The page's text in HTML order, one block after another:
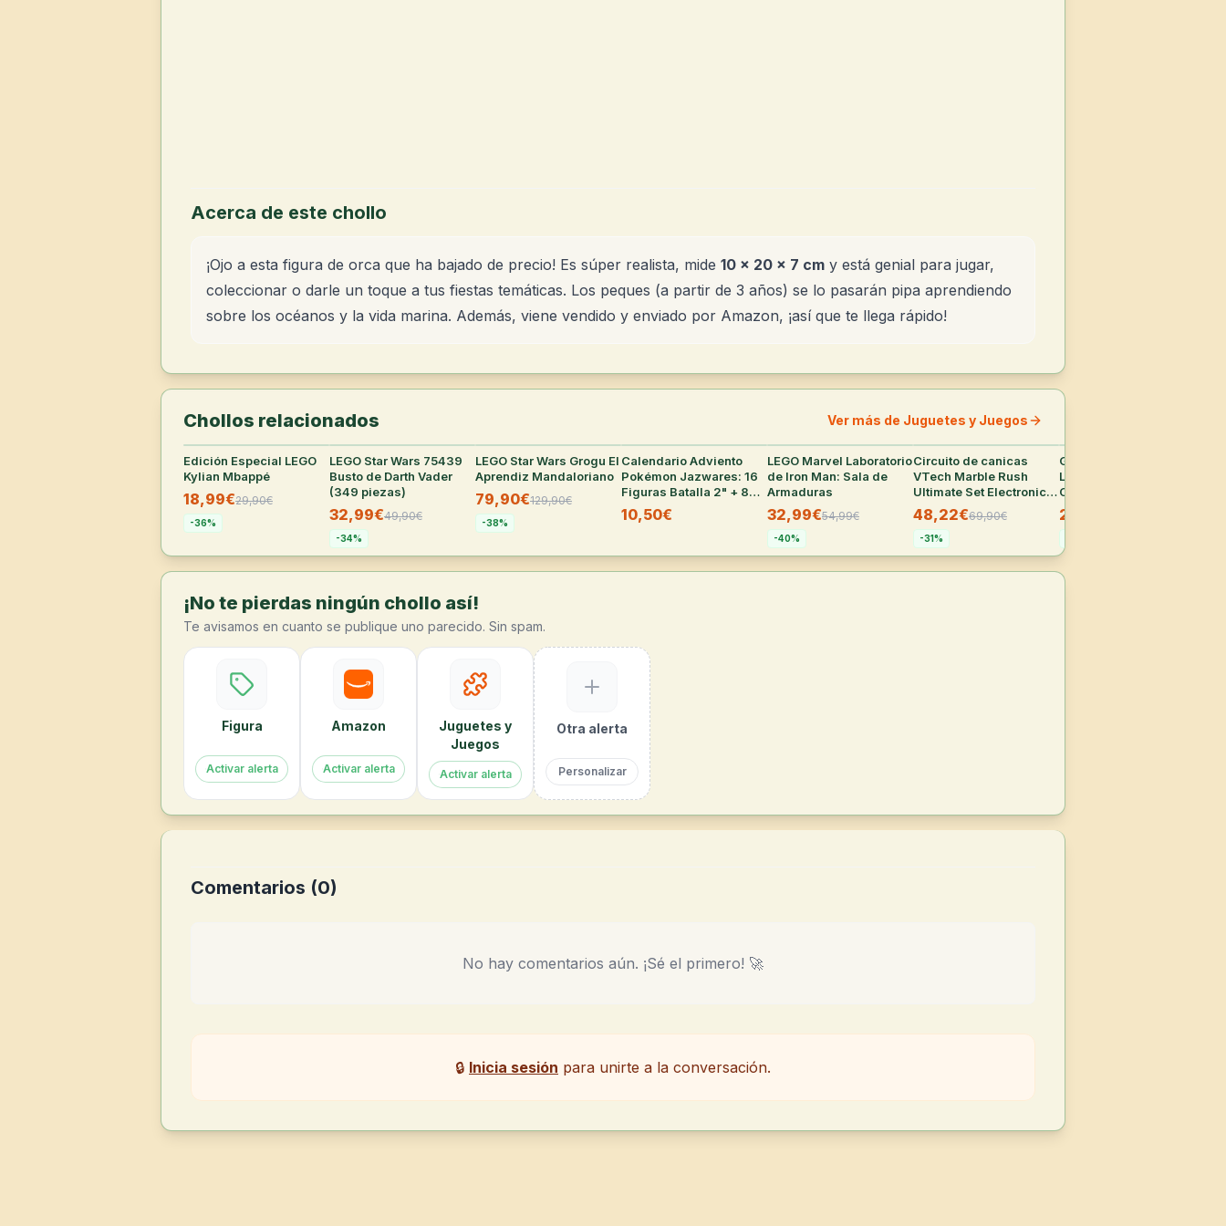
Acerca de este chollo
¡Ojo a esta figura de orca que ha bajado de precio! Es súper realista, mide 10 × 20 × 7 cm y está genial para jugar,
coleccionar o darle un toque a tus fiestas temáticas. Los peques (a partir de 3 años) se lo pasarán pipa aprendiendo
sobre los océanos y la vida marina. Además, viene vendido y enviado por Amazon, ¡así que te llega rápido!
Chollos relacionados Ver más de Juguetes y Juegos
25°
Edición Especial LEGO
Kylian Mbappé
18,99€29,90€
-36%
24°
LEGO Star Wars 75439
Busto de Darth Vader
(349 piezas)
32,99€49,90€
-34%
22°
LEGO Star Wars Grogu El
Aprendiz Mandaloriano
79,90€129,90€
-38%
20
Calendario Adviento
Pokémon Jazwares: 16
Figuras Batalla 2" + 8
Accesorios
(Reacondicionado
10,50€
33°
LEGO Marvel Laboratorio
de Iron Man: Sala de
Armaduras
32,99€54,99€
-40%
Circuito de canicas
VTech Marble Rush
Ultimate Set Electronic
XL100E
48,22€69,90€
-31%
Geomag Classic Green
Line - Set de
Construcción Magnético
de 60 Piezas
20,85€
¡No te pierdas ningún chollo así!
Te avisamos en cuanto se publique uno parecido. Sin spam.
Figura
Activar alerta
Amazon
Activar alerta
Juguetes y
Juegos
Activar alerta
Otra alerta
Personalizar
Comentarios (0)
No hay comentarios aún. ¡Sé el primero! 🚀
🔒 Inicia sesión para unirte a la conversación.